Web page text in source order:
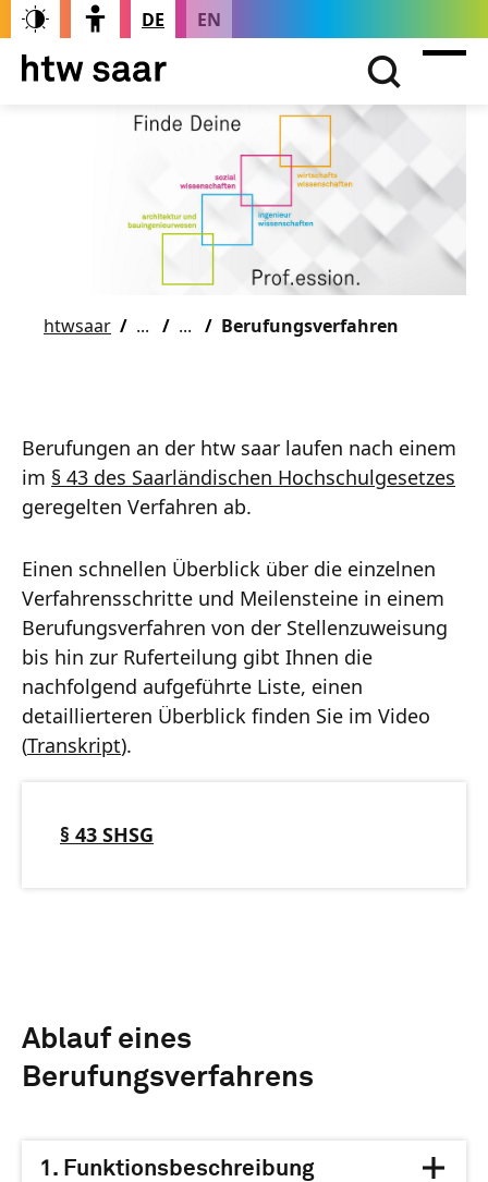
DE EN
htwsaar Berufungsverfahren
Berufungen an der htw saar laufen nach einem
im § 43 des Saarländischen Hochschulgesetzes
geregelten Verfahren ab.
Einen schnellen Überblick über die einzelnen
Verfahrensschritte und Meilensteine in einem
Berufungsverfahren von der Stellenzuweisung
bis hin zur Ruferteilung gibt Ihnen die
nachfolgend aufgeführte Liste, einen
detaillierteren Überblick finden Sie im Video
(Transkript).
§ 43 SHSG
Ablauf eines
Berufungsverfahrens
1. Funktionsbeschreibung